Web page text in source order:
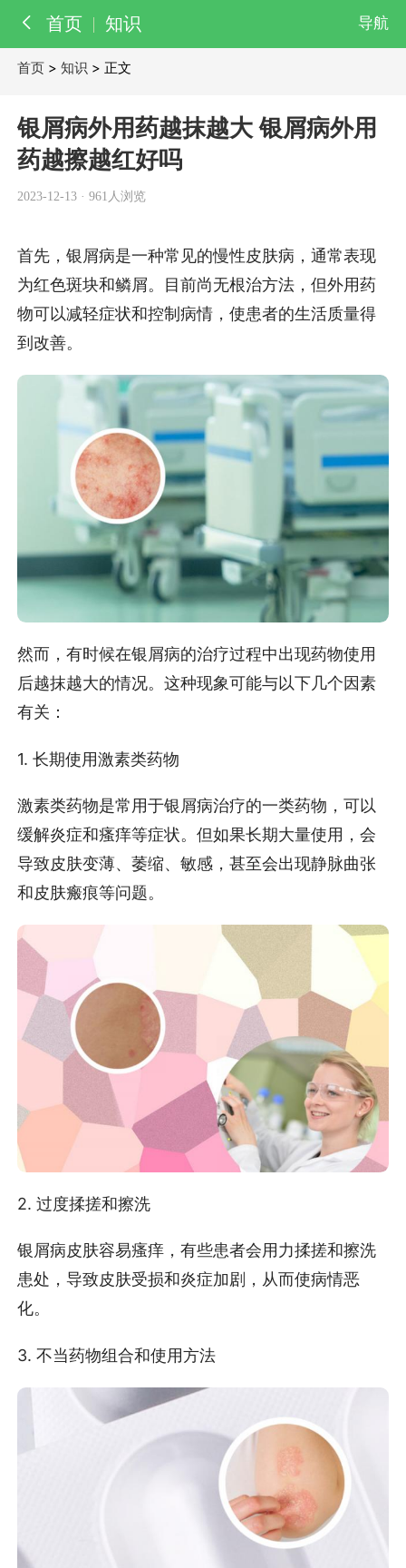
首页 知识 导航
医院
首页 >知识 > 正文
银屑病外用药越抹越大 银屑病外用
药越擦越红好吗
2023-12-13 · 961人浏览
首先，银屑病是一种常见的慢性皮肤病，通常表现
为红色斑块和鳞屑。目前尚无根治方法，但外用药
物可以减轻症状和控制病情，使患者的生活质量得
到改善。
然而，有时候在银屑病的治疗过程中出现药物使用
后越抹越大的情况。这种现象可能与以下几个因素
有关：
1. 长期使用激素类药物
激素类药物是常用于银屑病治疗的一类药物，可以
缓解炎症和瘙痒等症状。但如果长期大量使用，会
导致皮肤变薄、萎缩、敏感，甚至会出现静脉曲张
和皮肤瘢痕等问题。
2. 过度揉搓和擦洗
银屑病皮肤容易瘙痒，有些患者会用力揉搓和擦洗
患处，导致皮肤受损和炎症加剧，从而使病情恶
化。
3. 不当药物组合和使用方法